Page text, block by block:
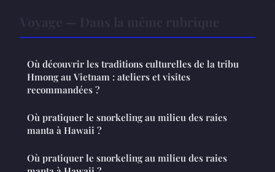
Où découvrir les traditions culturelles de la tribu
Hmong au Vietnam : ateliers et visites
recommandées ?
Où pratiquer le snorkeling au milieu des raies
manta à Hawaii ?
Où pratiquer le snorkeling au milieu des raies